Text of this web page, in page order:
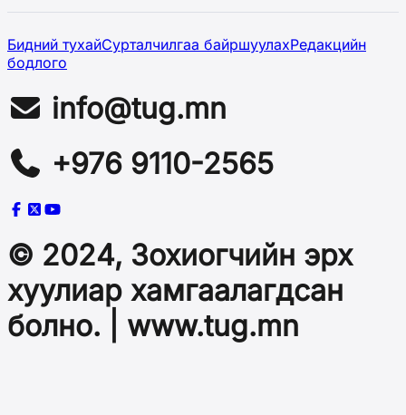
Бидний тухайСурталчилгаа байршуулахРедакцийн
бодлого
info@tug.mn
+976 9110-2565
© 2024, Зохиогчийн эрх
хуулиар хамгаалагдсан
болно. | www.tug.mn